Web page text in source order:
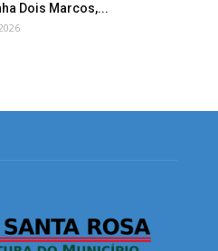
Dois Marcos,...